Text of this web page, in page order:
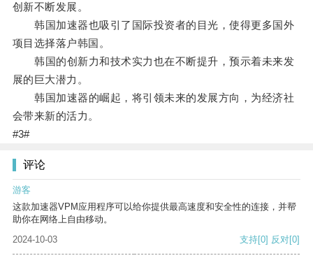
创新不断发展。
韩国加速器也吸引了国际投资者的目光，使得更多国外
项目选择落户韩国。
韩国的创新力和技术实力也在不断提升，预示着未来发
展的巨大潜力。
韩国加速器的崛起，将引领未来的发展方向，为经济社
会带来新的活力。
#3#
评论
游客
这款加速器VPM应用程序可以给你提供最高速度和安全性的连接，并帮
助你在网络上自由移动。
2024-10-03
支持[0] 反对[0]